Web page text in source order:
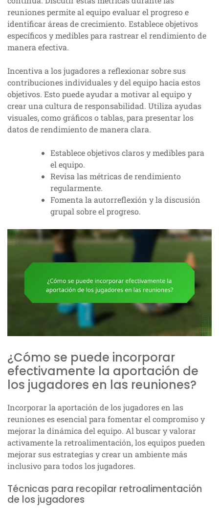
reuniones permite al equipo evaluar el progreso e
identificar áreas de crecimiento. Establece objetivos
específicos y medibles para rastrear el rendimiento de
manera efectiva.
Incentiva a los jugadores a reflexionar sobre sus
contribuciones individuales y del equipo hacia estos
objetivos. Esto puede ayudar a motivar al equipo y
crear una cultura de responsabilidad. Utiliza ayudas
visuales, como gráficos o tablas, para presentar los
datos de rendimiento de manera clara.
Establece objetivos claros y medibles para
el equipo.
Revisa las métricas de rendimiento
regularmente.
Fomenta la autorreflexión y la discusión
grupal sobre el progreso.
¿Cómo se puede incorporar
efectivamente la aportación de
los jugadores en las reuniones?
Incorporar la aportación de los jugadores en las
reuniones es esencial para fomentar el compromiso y
mejorar la dinámica del equipo. Al buscar y valorar
activamente la retroalimentación, los equipos pueden
mejorar sus estrategias y crear un ambiente más
inclusivo para todos los jugadores.
Técnicas para recopilar retroalimentación
de los jugadores